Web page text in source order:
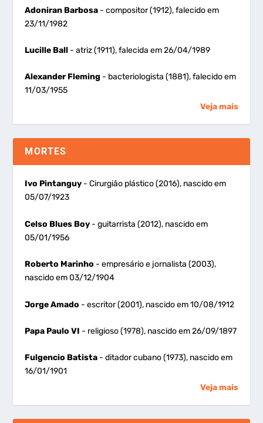
Adoniran Barbosa - compositor (1912), falecido em
23/11/1982
Lucille Ball - atriz (1911), falecida em 26/04/1989
Alexander Fleming - bacteriologista (1881), falecido em
11/03/1955
Veja mais
MORTES
Ivo Pintanguy - Cirurgião plástico (2016), nascido em
05/07/1923
Celso Blues Boy - guitarrista (2012), nascido em
05/01/1956
Roberto Marinho - empresário e jornalista (2003),
nascido em 03/12/1904
Jorge Amado - escritor (2001), nascido em 10/08/1912
Papa Paulo VI - religioso (1978), nascido em 26/09/1897
Fulgencio Batista - ditador cubano (1973), nascido em
16/01/1901
Veja mais